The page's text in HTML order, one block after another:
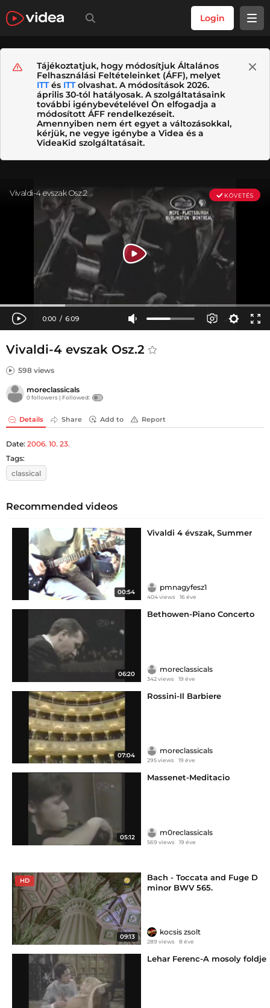
Login
Tájékoztatjuk, hogy módosítjuk Általános
Felhasználási Feltételeinket (ÁFF), melyet
ITTés ITTolvashat. A módosítások 2026.
április 30-tól hatályosak. A szolgáltatásaink
további igénybevételével Ön elfogadja a
módosított ÁFF rendelkezéseit.
Amennyiben nem ért egyet a változásokkal,
kérjük, ne vegye igénybe a Videa és a
VideaKid szolgáltatásait.
Vivaldi-4 evszak Osz.2
598 views
moreclassicals
0 followers | Followed:
Details Share Add to Report
Date: 2006. 10. 23.
Tags:
classical
Recommended videos
00:54
Vivaldi 4 évszak, Summer
pmnagyfesz1
404 views 16 éve
06:20
Bethowen-Piano Concerto
moreclassicals
342 views 19 éve
07:04
Rossini-Il Barbiere
moreclassicals
295 views 19 éve
05:12
Massenet-Meditacio
m0reclassicals
569 views 19 éve
HD
09:13
Bach - Toccata and Fuge D
minor BWV 565.
kocsis zsolt
289 views 8 éve
Lehar Ferenc-A mosoly foldje